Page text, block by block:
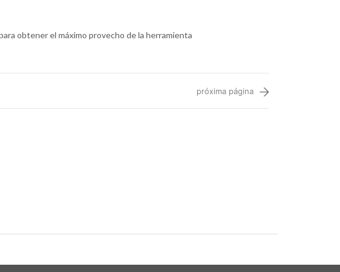
obtener el máximo provecho de la herramienta
próxima página